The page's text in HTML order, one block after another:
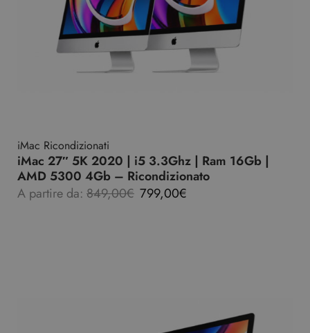
iMac Ricondizionati
iMac 27″ 5K 2020 | i5 3.3Ghz | Ram 16Gb |
AMD 5300 4Gb – Ricondizionato
A partire da: 849,00€ 799,00€